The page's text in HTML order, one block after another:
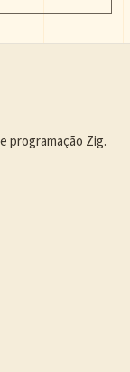
programação Zig.